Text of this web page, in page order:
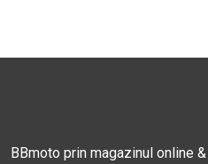
BBmoto prin magazinul online